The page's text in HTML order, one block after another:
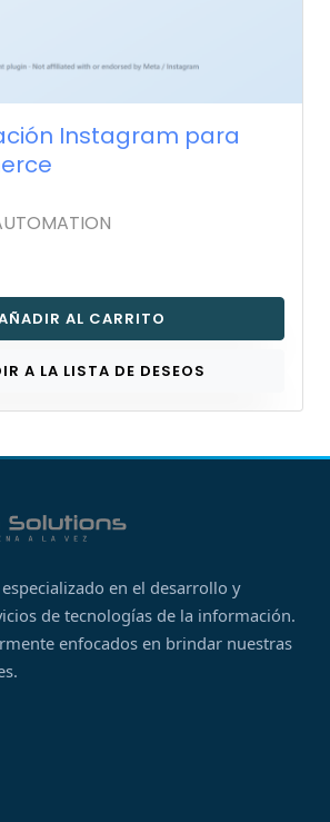
Instagram para
AL CARRITO
A LA LISTA DE DESEOS
en el desarrollo y
de tecnologías de la información.
enfocados en brindar nuestras